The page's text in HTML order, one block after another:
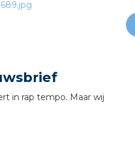
in rap tempo. Maar wij